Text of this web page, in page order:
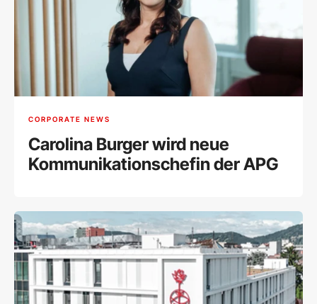
CORPORATE NEWS
Carolina Burger wird neue
Kommunikationschefin der APG